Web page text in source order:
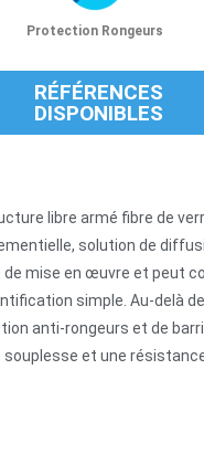
Protection Rongeurs
RÉFÉRENCES
DISPONIBLES
libre armé fibre de
solution de
mise en œuvre et peut
simple. Au-delà
anti-rongeurs et de
et une